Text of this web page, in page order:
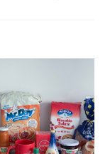
TANTI PRODOTTI
DA SCOPRIRE